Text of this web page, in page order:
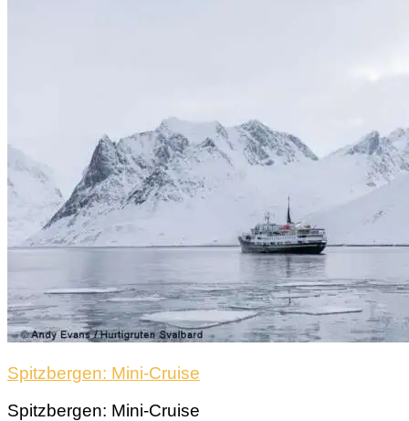
Spitzbergen: Mini-Cruise
Spitzbergen: Mini-Cruise